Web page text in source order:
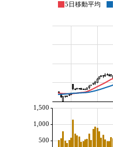
5日移動平均
500
1,000
1,500